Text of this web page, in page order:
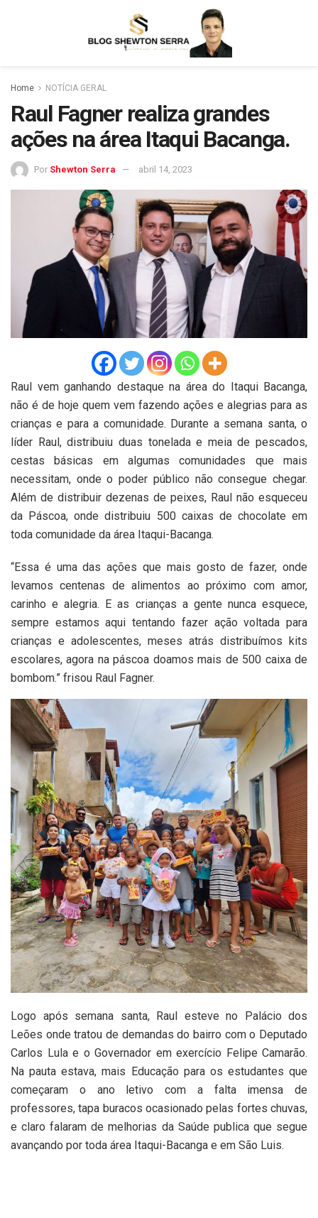
Home NOTÍCIA GERAL
Raul Fagner realiza grandes
ações na área Itaqui Bacanga.
Por Shewton Serra abril 14, 2023
Raul vem ganhando destaque na área do Itaqui Bacanga,
não é de hoje quem vem fazendo ações e alegrias para as
crianças e para a comunidade. Durante a semana santa, o
líder Raul, distribuiu duas tonelada e meia de pescados,
cestas básicas em algumas comunidades que mais
necessitam, onde o poder público não consegue chegar.
Além de distribuir dezenas de peixes, Raul não esqueceu
da Páscoa, onde distribuiu 500 caixas de chocolate em
toda comunidade da área Itaqui-Bacanga.
“Essa é uma das ações que mais gosto de fazer, onde
levamos centenas de alimentos ao próximo com amor,
carinho e alegria. E as crianças a gente nunca esquece,
sempre estamos aqui tentando fazer ação voltada para
crianças e adolescentes, meses atrás distribuímos kits
escolares, agora na páscoa doamos mais de 500 caixa de
bombom.” frisou Raul Fagner.
Logo após semana santa, Raul esteve no Palácio dos
Leões onde tratou de demandas do bairro com o Deputado
Carlos Lula e o Governador em exercício Felipe Camarão.
Na pauta estava, mais Educação para os estudantes que
começaram o ano letivo com a falta imensa de
professores, tapa buracos ocasionado pelas fortes chuvas,
e claro falaram de melhorias da Saúde publica que segue
avançando por toda área Itaqui-Bacanga e em São Luis.